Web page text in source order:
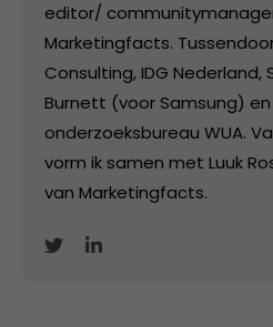
editor/
Marketingfacts.
Consulting, IDG
Burnett (voor Samsung)
onderzoeksbureau WUA.
vorm ik samen met Luuk
van Marketingfacts.